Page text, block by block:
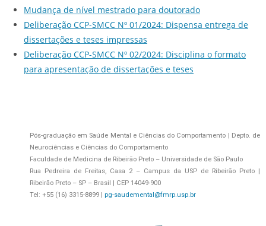
Mudança de nível mestrado para doutorado
Deliberação CCP-SMCC Nº 01/2024: Dispensa entrega de
dissertações e teses impressas
Deliberação CCP-SMCC Nº 02/2024: Disciplina o formato
para apresentação de dissertações e teses
Pós-graduação em Saúde Mental e Ciências do Comportamento | Depto. de
Neurociências e Ciências do Comportamento
Faculdade de Medicina de Ribeirão Preto – Universidade de São Paulo
Rua Pedreira de Freitas, Casa 2 – Campus da USP de Ribeirão Preto |
Ribeirão Preto – SP – Brasil | CEP 14049-900
Tel: +55 (16) 3315-8899 | pg-saudemental@fmrp.usp.br